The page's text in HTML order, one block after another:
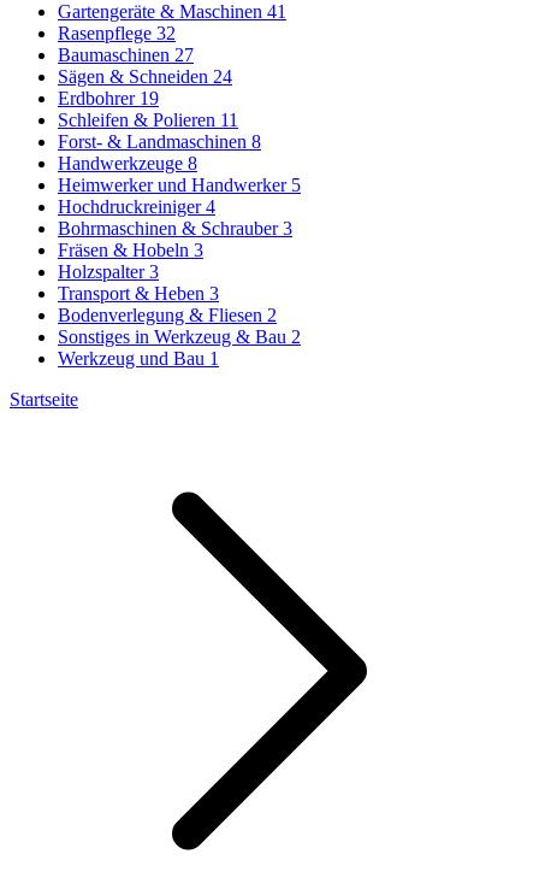
Gartengeräte & Maschinen 41
Rasenpflege 32
Baumaschinen 27
Sägen & Schneiden 24
Erdbohrer 19
Schleifen & Polieren 11
Forst- & Landmaschinen 8
Handwerkzeuge 8
Heimwerker und Handwerker 5
Hochdruckreiniger 4
Bohrmaschinen & Schrauber 3
Fräsen & Hobeln 3
Holzspalter 3
Transport & Heben 3
Bodenverlegung & Fliesen 2
Sonstiges in Werkzeug & Bau 2
Werkzeug und Bau 1
Startseite